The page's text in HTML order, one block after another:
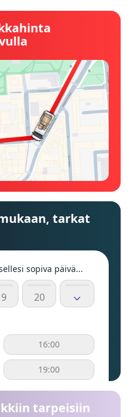
tarkat
sopiva päivä...
20
16:00
19:00
tarpeisiin